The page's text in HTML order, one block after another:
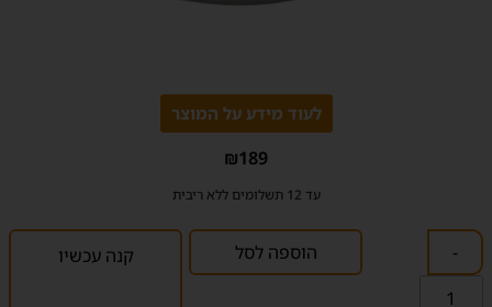
לעוד מידע על המוצר
₪189
עד 12 תשלומים ללא ריבית
- הוספה לסל קנה עכשיו